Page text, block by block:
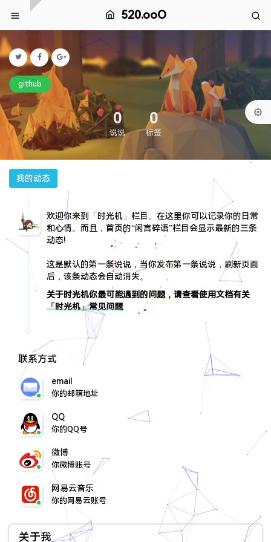
520.ooO
github
0
说说
0
标签
我的动态
欢迎你来到「时光机」栏目。在这里你可以记录你的日常
和心情。而且，首页的“闲言碎语”栏目会显示最新的三条
动态!
这是默认的第一条说说，当你发布第一条说说，刷新页面
后，该条动态会自动消失。
关于时光机你最可能遇到的问题，请查看使用文档有关
「时光机」常见问题
联系方式
email
你的邮箱地址
QQ
你的QQ号
微博
你微博账号
网易云音乐
你的网易云账号
关于我